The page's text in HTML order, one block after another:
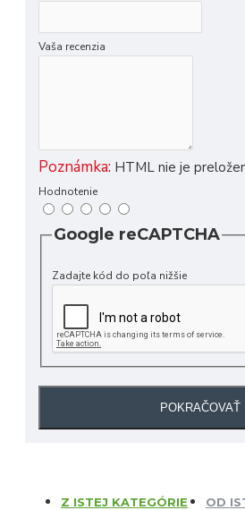
Vaša recenzia
Poznámka: HTML nie je
Hodnotenie
Google reCAPTCHA
Zadajte kód do poľa nižšie
POKRAČOVAŤ
Z ISTEJ KATEGÓRIE OD